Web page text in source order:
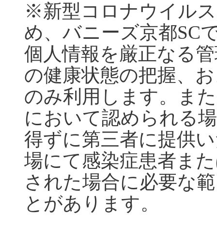
※新型コロナウイル
め、バニーズ京都SC
個人情報を厳正なる
の健康状態の把握、
のみ利用します。ま
において認められる
得ずに第三者に提供
場にて感染症患者ま
された場合に必要な
とがあります。